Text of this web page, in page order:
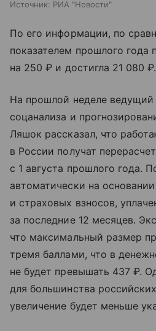
Источник: РИА "Новости"
По его информации, по
показателем прошлого года
на 250 ₽ и достигла 21 080 ₽.
На прошлой неделе ведущий
соцанализа и
Ляшок рассказал, что
в России получат перерасчет
с 1 августа прошлого года.
автоматически на
и страховых взносов,
за последние 12 месяцев.
что максимальный размер
тремя баллами, что в
не будет превышать 437 ₽.
для большинства
увеличение будет меньше